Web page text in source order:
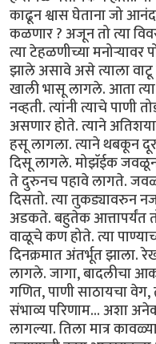
काढून श्वास घेताना जो आनंद
कळणार ? अजून तो त्या
त्या टेहळणीच्या
झाले असावे असे त्याला वाटू
खाली भासू लागले. आता त्या
नव्हती. त्यांनी त्याचे पाणी
असणार होते. त्याने
हसू लागला. त्याने थबकून
दिसू लागले. मोझॅईक जवळून
ते दुरुनच पहावे लागते.
दिसतो. त्या तुकड्यावरुन
अडकते. बहुतेक आत्तापर्यंत
वाळूचे कण होते. त्या
दिनक्रमात अंतर्भूत झाला.
लागले. जागा, बादलीचा
गणित, पाणी साठायचा वेग,
संभाव्य परिणाम... अशा अनेक
लागल्या. तिला मात्र